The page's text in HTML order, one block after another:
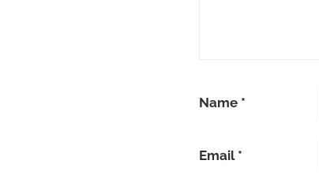
Name *
Email *